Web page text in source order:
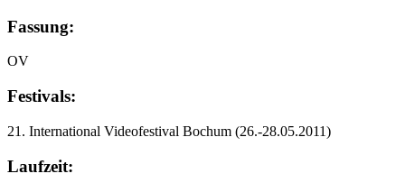
Fassung:
OV
Festivals:
21. International Videofestival Bochum (26.-28.05.2011)
Laufzeit: